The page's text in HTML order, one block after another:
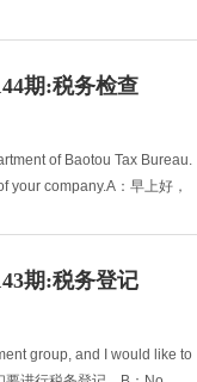
期:税务检查
of Baotou Tax Bureau.
your company.A：早上好，
期:税务登记
group, and I would like to